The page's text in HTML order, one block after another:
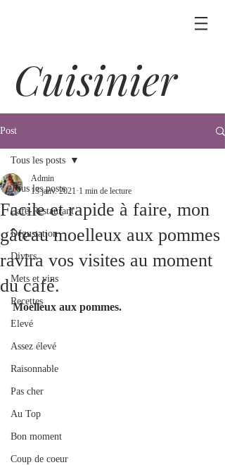
Cuisinier
Post
Tous les posts
Café-Restaurant
Dégustation
Divers
Mets et vins
Recettes
Elevé
Assez élevé
Raisonnable
Pas cher
Au Top
Bon moment
Coup de coeur
Tous les posts
Facile et rapide à faire, mon
gâteau moelleux aux pommes
ravira vos visites au moment
du café.
Admin
13 janv. 2021 1 min de lecture
Moelleux aux pommes.